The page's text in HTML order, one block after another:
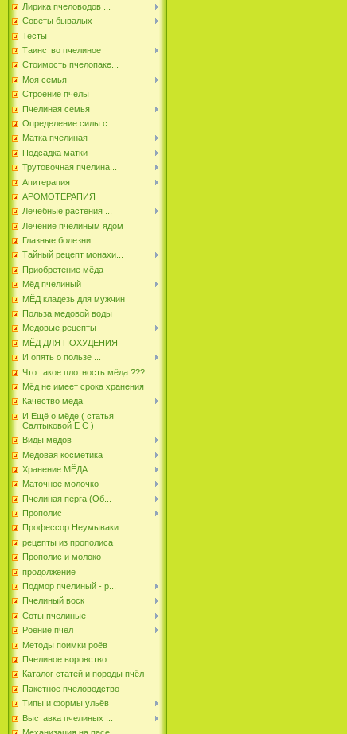
Лирика пчеловодов ...
Советы бывалых
Тесты
Таинство пчелиное
Стоимость пчелопаке...
Моя семья
Строение пчелы
Пчелиная семья
Определение силы с...
Матка пчелиная
Подсадка матки
Трутовочная пчелина...
Апитерапия
АРОМОТЕРАПИЯ
Лечебные растения ...
Лечение пчелиным ядом
Глазные болезни
Тайный рецепт монахи...
Приобретение мёда
Мёд пчелиный
МЁД кладезь для мужчин
Польза медовой воды
Медовые рецепты
МЁД ДЛЯ ПОХУДЕНИЯ
И опять о пользе ...
Что такое плотность мёда ???
Мёд не имеет срока хранения
Качество мёда
И Ещё о мёде ( статья
Салтыковой Е С )
Виды медов
Медовая косметика
Хранение МЁДА
Маточное молочко
Пчелиная перга (Об...
Прополис
Профессор Неумываки...
рецепты из прополиса
Прополис и молоко
продолжение
Подмор пчелиный - р...
Пчелиный воск
Соты пчелиные
Роение пчёл
Методы поимки роёв
Пчелиное воровство
Каталог статей и породы пчёл
Пакетное пчеловодство
Типы и формы ульёв
Выставка пчелиных ...